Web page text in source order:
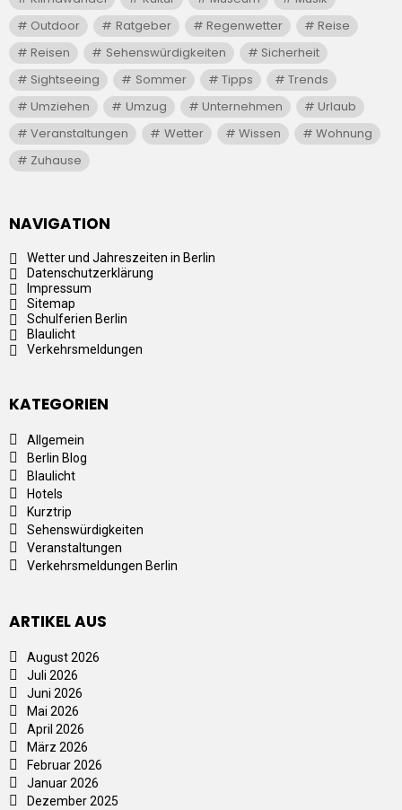
Outdoor
Ratgeber Regenwetter
Reise
Reisen
Sehenswürdigkeiten
Sicherheit
Sightseeing
Sommer Tipps
Trends
Umziehen
Umzug Unternehmen
Urlaub
Veranstaltungen
Wetter Wissen
Wohnung
Zuhause
NAVIGATION
Wetter und Jahreszeiten in Berlin
Datenschutzerklärung
Impressum
Sitemap
Schulferien Berlin
Blaulicht
Verkehrsmeldungen
KATEGORIEN
Allgemein
Berlin Blog
Blaulicht
Hotels
Kurztrip
Sehenswürdigkeiten
Veranstaltungen
Verkehrsmeldungen Berlin
ARTIKEL AUS
August 2026
Juli 2026
Juni 2026
Mai 2026
April 2026
März 2026
Februar 2026
Januar 2026
Dezember 2025